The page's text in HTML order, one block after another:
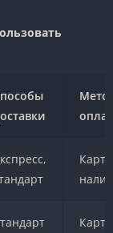
Карта